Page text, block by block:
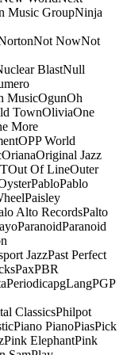
Music GroupNinja
Not NowNot
BlastNull
MusicOgunOh
TownOliviaOne
More
OPP World
OrianaOriginal Jazz
Out Of LineOuter
PabloPablo
Paisley
Alto RecordsPalto
ParanoidParanoid
JazzPast Perfect
PaxPBR
PeriodicapgLangPGP
ClassicsPhilpot
Piano PianoPiasPick
Pink ElephantPink